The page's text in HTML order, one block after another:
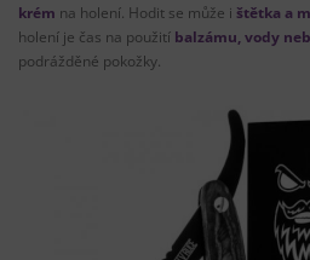
krém na holení. Hodit se může i štětka a
holení je čas na použití balzámu, vody
podrážděné pokožky.